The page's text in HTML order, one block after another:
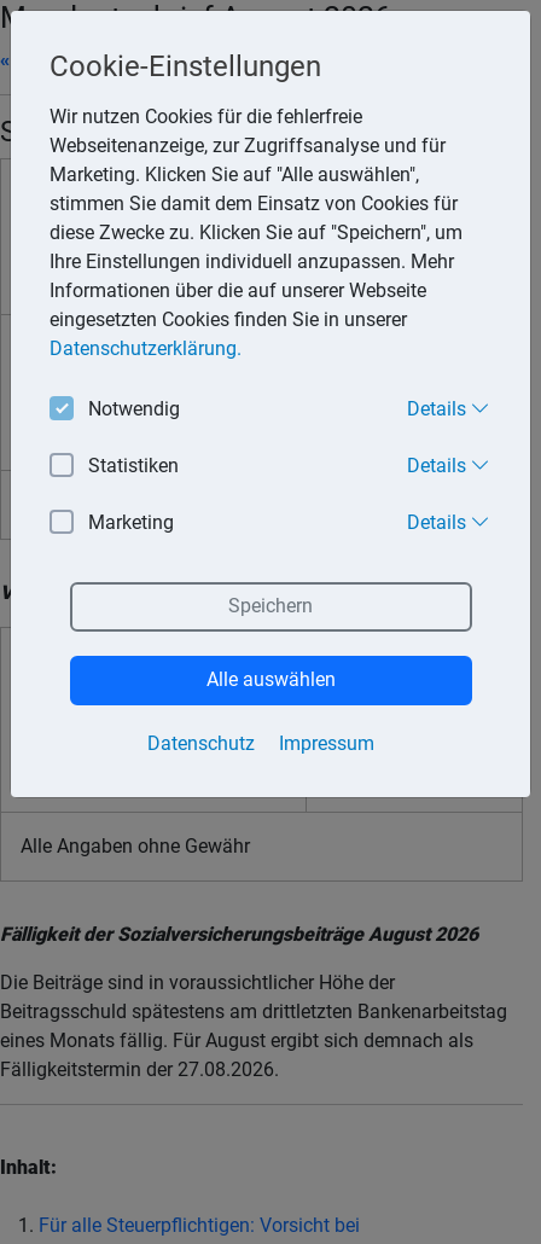
Mandantenbrief August 2026
« 07/2026 | Word-Datei | Drucken
Steuertermine
10.08.
Umsatzsteuer,
Lohnsteuer,
Kirchensteuer zur
Lohnsteuer
Die
dreitägige
Zahlungsschonfrist endet
am 13.08. für den Eingang
der Zahlung.
17.08.
Gewerbesteuer,
Grundsteuer
am 20.08. für den Eingang
Alle Angaben ohne Gewähr
Vorschau auf die Steuertermine September 2026:
10.09.Umsatzsteuer,
Lohnsteuer, Kirchensteuer zur
Diedreitägige
Zahlungsschonfrist
den Eingang der
Alle Angaben ohne Gewähr
Fälligkeit der Sozialversicherungsbeiträge August 2026
Die Beiträge sind in voraussichtlicher Höhe der
Beitragsschuld spätestens am drittletzten Bankenarbeitstag
eines Monats fällig. Für August ergibt sich demnach als
Fälligkeitstermin der 27.08.2026.
Inhalt:
Für alle Steuerpflichtigen: Vorsicht bei
Cookie-Einstellungen
Wir nutzen Cookies für die fehlerfreie
Webseitenanzeige, zur Zugriffsanalyse und für
Marketing. Klicken Sie auf "Alle auswählen",
stimmen Sie damit dem Einsatz von Cookies für
diese Zwecke zu. Klicken Sie auf "Speichern", um
Ihre Einstellungen individuell anzupassen. Mehr
Informationen über die auf unserer Webseite
eingesetzten Cookies finden Sie in unserer
Datenschutzerklärung.
Notwendig Details
Statistiken Details
Marketing Details
Datenschutz Impressum
Speichern
Alle auswählen